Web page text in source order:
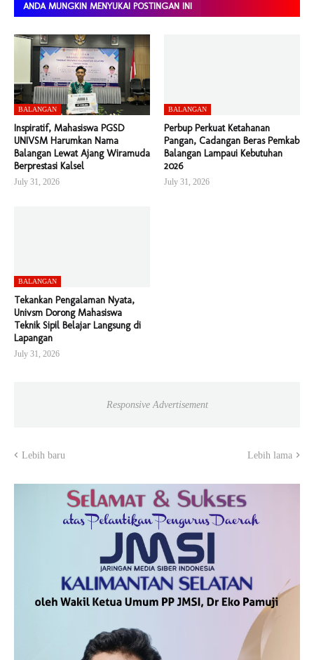
ANDA MUNGKIN MENYUKAI POSTINGAN INI
BALANGAN
Inspiratif, Mahasiswa PGSD
UNIVSM Harumkan Nama
Balangan Lewat Ajang Wiramuda
Berprestasi Kalsel
July 31, 2026
BALANGAN
Perbup Perkuat Ketahanan
Pangan, Cadangan Beras Pemkab
Balangan Lampaui Kebutuhan
2026
July 31, 2026
BALANGAN
Tekankan Pengalaman Nyata,
Univsm Dorong Mahasiswa
Teknik Sipil Belajar Langsung di
Lapangan
July 31, 2026
Responsive Advertisement
Lebih baru Lebih lama